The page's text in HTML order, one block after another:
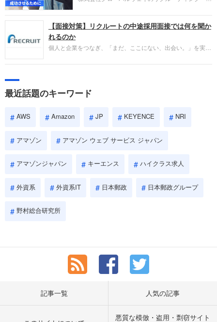
であるかを多角的に審査されます。
パーソンが利用する企業口コミサイト「キャリコ
ネ」の転職エージェントがお勧めするイチオシ企業
IBMです。採用面接対策の企業研究にご活用くださ
い。
【面接対策】リクルートの中途採用面接では何を聞か
れるのか
個人と企業をつなぎ、「まだ、ここにない、出会い。」を実現
やこれまでの成果を具体的に問われるほか、「人間性」も評価
しょう。
最近話題のキーワード
AWS Amazon JP KEYENCE NRI
アマゾン アマゾン ウェブ サービス ジャパン
アマゾンジャパン キーエンス ハイクラス求人
外資系 外資系IT 日本郵政 日本郵政グループ
野村総合研究所
記事一覧 人気の記事
悪質な模倣・盗用・剽窃サイト